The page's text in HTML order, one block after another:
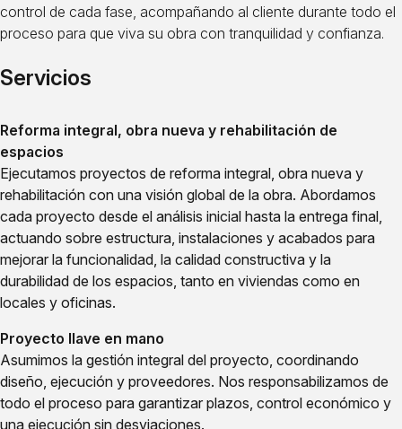
control de cada fase, acompañando al cliente durante todo el
proceso para que viva su obra con tranquilidad y confianza.
Servicios
Reforma integral, obra nueva y rehabilitación de
espacios
Ejecutamos proyectos de reforma integral, obra nueva y
rehabilitación con una visión global de la obra. Abordamos
cada proyecto desde el análisis inicial hasta la entrega final,
actuando sobre estructura, instalaciones y acabados para
mejorar la funcionalidad, la calidad constructiva y la
durabilidad de los espacios, tanto en viviendas como en
locales y oficinas.
Proyecto llave en mano
Asumimos la gestión integral del proyecto, coordinando
diseño, ejecución y proveedores. Nos responsabilizamos de
todo el proceso para garantizar plazos, control económico y
una ejecución sin desviaciones.